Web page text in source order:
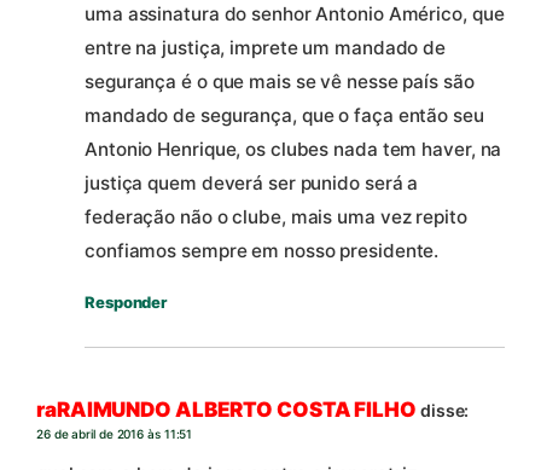
uma assinatura do senhor Antonio Américo, que
entre na justiça, imprete um mandado de
segurança é o que mais se vê nesse país são
mandado de segurança, que o faça então seu
Antonio Henrique, os clubes nada tem haver, na
justiça quem deverá ser punido será a
federação não o clube, mais uma vez repito
confiamos sempre em nosso presidente.
Responder
raRAIMUNDO ALBERTO COSTA FILHO disse:
26 de abril de 2016 às 11:51